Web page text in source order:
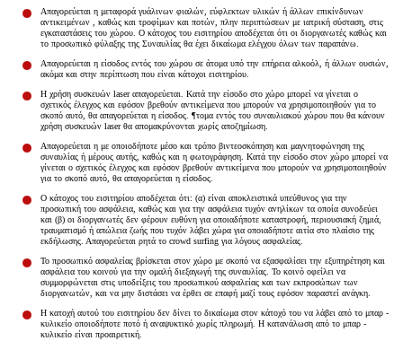
Απαγορεύεται η μεταφορά γυάλινων φιαλών, εύφλεκτων υλικών ή άλλων επικίνδυνων
αντικειμένων , καθώς και τροφίμων και ποτών, πλην περιπτώσεων με ιατρική σύσταση, στις
εγκαταστάσεις του χώρου. Ο κάτοχος του εισιτηρίου αποδέχεται ότι οι διοργανωτές καθώς και
το προσωπικό φύλαξης της Συναυλίας θα έχει δικαίωμα ελέγχου όλων των παραπάνω.
Απαγορεύεται η είσοδος εντός του χώρου σε άτομα υπό την επήρεια αλκοόλ, ή άλλων ουσιών,
ακόμα και στην περίπτωση που είναι κάτοχοι εισιτηρίου.
Η χρήση συσκευών laser απαγορεύεται. Κατά την είσοδο στο χώρο μπορεί να γίνεται ο
σχετικός έλεγχος και εφόσον βρεθούν αντικείμενα που μπορούν να χρησιμοποιηθούν για το
σκοπό αυτό, θα απαγορεύεται η είσοδος. ¶τομα εντός του συναυλιακού χώρου που θα κάνουν
χρήση συσκευών laser θα απομακρύνονται χωρίς αποζημίωση.
Απαγορεύεται η με οποιοδήποτε μέσο και τρόπο βιντεοσκόπηση και μαγνητοφώνηση της
συναυλίας ή μέρους αυτής, καθώς και η φωτογράφηση. Κατά την είσοδο στον χώρο μπορεί να
γίνεται ο σχετικός έλεγχος και εφόσον βρεθούν αντικείμενα που μπορούν να χρησιμοποιηθούν
για το σκοπό αυτό, θα απαγορεύεται η είσοδος.
Ο κάτοχος του εισιτηρίου αποδέχεται ότι: (α) είναι αποκλειστικά υπεύθυνος για την
προσωπική του ασφάλεια, καθώς και για την ασφάλεια τυχόν ανηλίκων τα οποία συνοδεύει
και (β) οι διοργανωτές δεν φέρουν ευθύνη για οποιαδήποτε καταστροφή, περιουσιακή ζημιά,
τραυματισμό ή απώλεια ζωής που τυχόν λάβει χώρα για οποιαδήποτε αιτία στο πλαίσιο της
εκδήλωσης. Απαγορεύεται ρητά το crowd surfing για λόγους ασφαλείας.
Το προσωπικό ασφαλείας βρίσκεται στον χώρο με σκοπό να εξασφαλίσει την εξυπηρέτηση και
ασφάλεια του κοινού για την ομαλή διεξαγωγή της συναυλίας. Το κοινό οφείλει να
συμμορφώνεται στις υποδείξεις του προσωπικού ασφαλείας και των εκπροσώπων των
διοργανωτών, και να μην διστάσει να έρθει σε επαφή μαζί τους εφόσον παραστεί ανάγκη.
Η κατοχή αυτού του εισιτηρίου δεν δίνει το δικαίωμα στον κάτοχό του να λάβει από το μπαρ -
κυλικείο οποιοδήποτε ποτό ή αναψυκτικό χωρίς πληρωμή. Η κατανάλωση από το μπαρ -
κυλικείο είναι προαιρετική.